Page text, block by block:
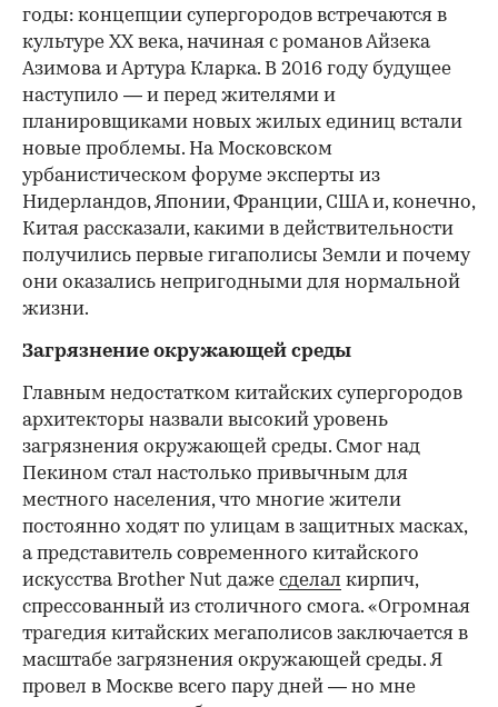
годы: концепции супергородов встречаются в
культуре XX века, начиная с романов Айзека
Азимова и Артура Кларка. В 2016 году будущее
наступило — и перед жителями и
планировщиками новых жилых единиц встали
новые проблемы. На Московском
урбанистическом форуме эксперты из
Нидерландов, Японии, Франции, США и, конечно,
Китая рассказали, какими в действительности
получились первые гигаполисы Земли и почему
они оказались непригодными для нормальной
жизни.
Загрязнение окружающей среды
Главным недостатком китайских супергородов
архитекторы назвали высокий уровень
загрязнения окружающей среды. Смог над
Пекином стал настолько привычным для
местного населения, что многие жители
постоянно ходят по улицам в защитных масках,
а представитель современного китайского
искусства Brother Nut даже сделал кирпич,
спрессованный из столичного смога. «Огромная
трагедия китайских мегаполисов заключается в
масштабе загрязнения окружающей среды. Я
провел в Москве всего пару дней — но мне